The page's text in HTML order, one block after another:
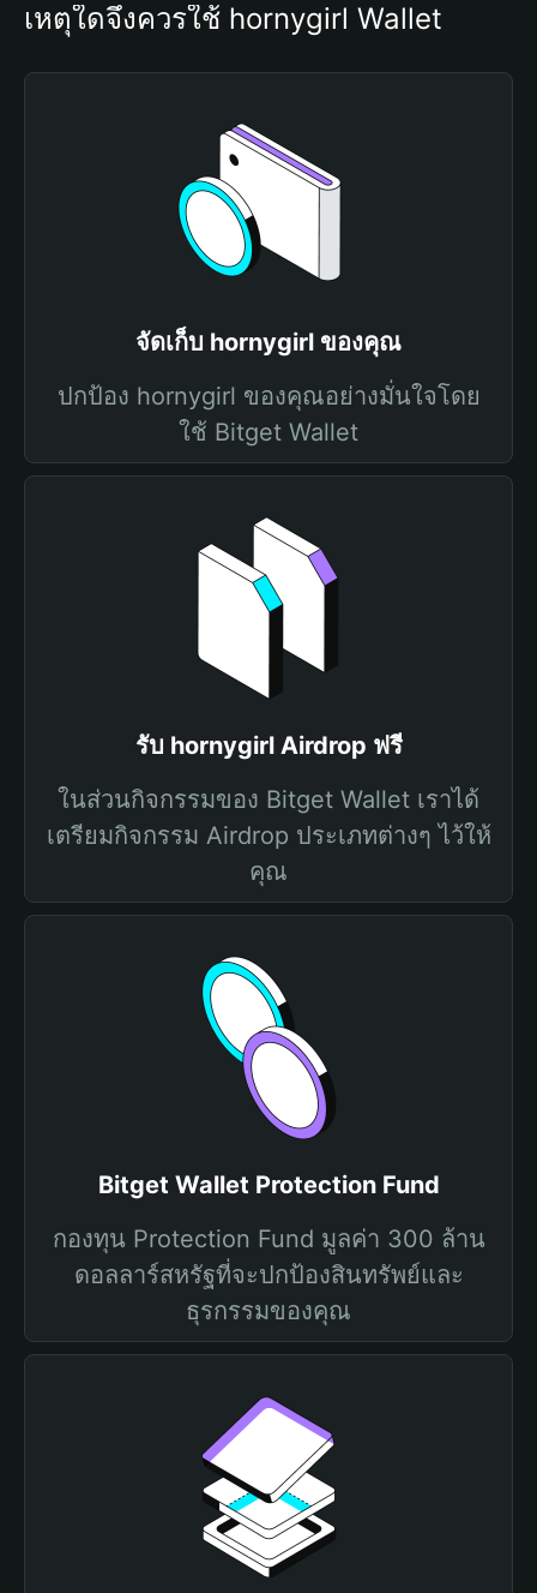
เหตุใดจึงควรใช้ hornygirl Wallet
จัดเก็บ hornygirl ของคุณ
ปกป้อง hornygirl ของคุณอย่างมั่นใจโดย
ใช้ Bitget Wallet
รับ hornygirl Airdrop ฟรี
ในส่วนกิจกรรมของ Bitget Wallet เราได้
เตรียมกิจกรรม Airdrop ประเภทต่างๆ ไว้ให้
คุณ
Bitget Wallet Protection Fund
กองทุน Protection Fund มูลค่า 300 ล้าน
ดอลลาร์สหรัฐที่จะปกป้องสินทรัพย์และ
ธุรกรรมของคุณ